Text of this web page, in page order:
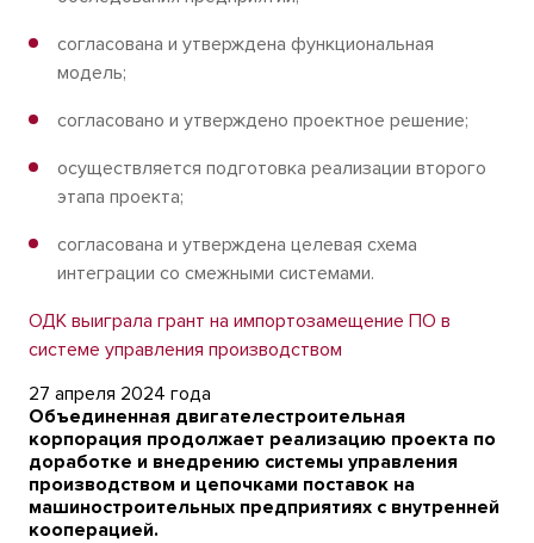
согласована и утверждена функциональная
модель;
согласовано и утверждено проектное решение;
осуществляется подготовка реализации второго
этапа проекта;
согласована и утверждена целевая схема
интеграции со смежными системами.
ОДК выиграла грант на импортозамещение ПО в
системе управления производством
27 апреля 2024 года
Объединенная двигателестроительная
корпорация продолжает реализацию проекта по
доработке и внедрению системы управления
производством и цепочками поставок на
машиностроительных предприятиях с внутренней
кооперацией.